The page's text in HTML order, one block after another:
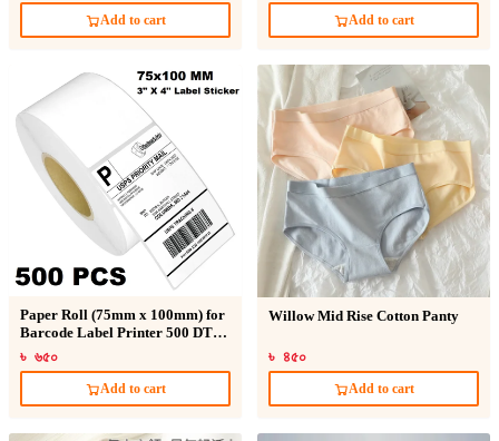
Add to cart Add to cart
Paper Roll (75mm x 100mm) for
Barcode Label Printer 500 DT
Sticker
৳ ৬৫০
Add to cart
Willow Mid Rise Cotton Panty
৳ ৪৫০
Add to cart